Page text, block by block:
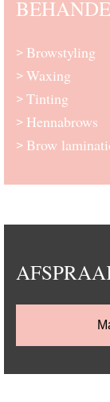
> Browstyling
> Waxing
> Tinting
> Hennabrows
> Brow